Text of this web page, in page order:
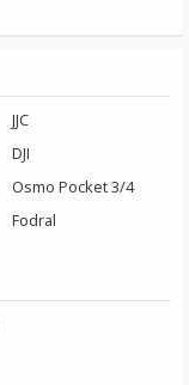
JJC
DJI
Osmo Pocket 3/4
Fodral